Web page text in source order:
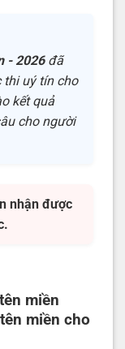
- 2026đã
uý tín cho
kết quả
cho người
nhận được
miền
miền cho